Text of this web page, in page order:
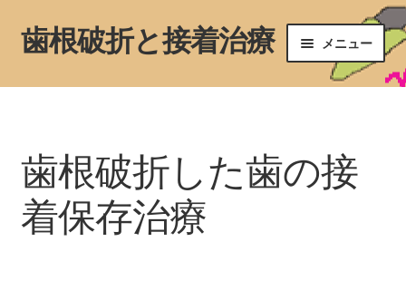
ナ
ビ
ン
へ
ス
キ
コ
ン
ス
キ
ッ
プ
歯根破折と接着治療 メニュー
ホーム
診断
歯根破折した歯の接着保存治療
歯根破折した歯の接
着保存治療